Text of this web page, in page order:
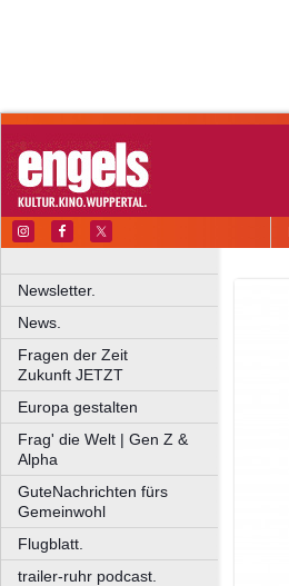
Newsletter.
News.
Fragen der Zeit
Zukunft JETZT
Europa gestalten
Frag' die Welt | Gen Z &
Alpha
GuteNachrichten fürs
Gemeinwohl
Flugblatt.
trailer-ruhr podcast.